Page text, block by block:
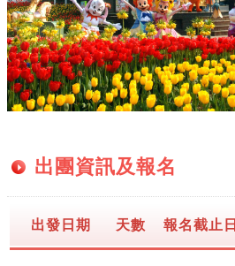
出團資訊及報名
出發日期 天數 報名截止日